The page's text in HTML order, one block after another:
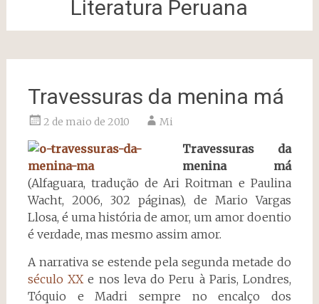
Literatura Peruana
Travessuras da menina má
2 de maio de 2010 Mi
Travessuras da
menina má
(Alfaguara, tradução de Ari Roitman e Paulina
Wacht, 2006, 302 páginas), de Mario Vargas
Llosa, é uma história de amor, um amor doentio
é verdade, mas mesmo assim amor.
A narrativa se estende pela segunda metade do
século XXe nos leva do Peru à Paris, Londres,
Tóquio e Madri sempre no encalço dos